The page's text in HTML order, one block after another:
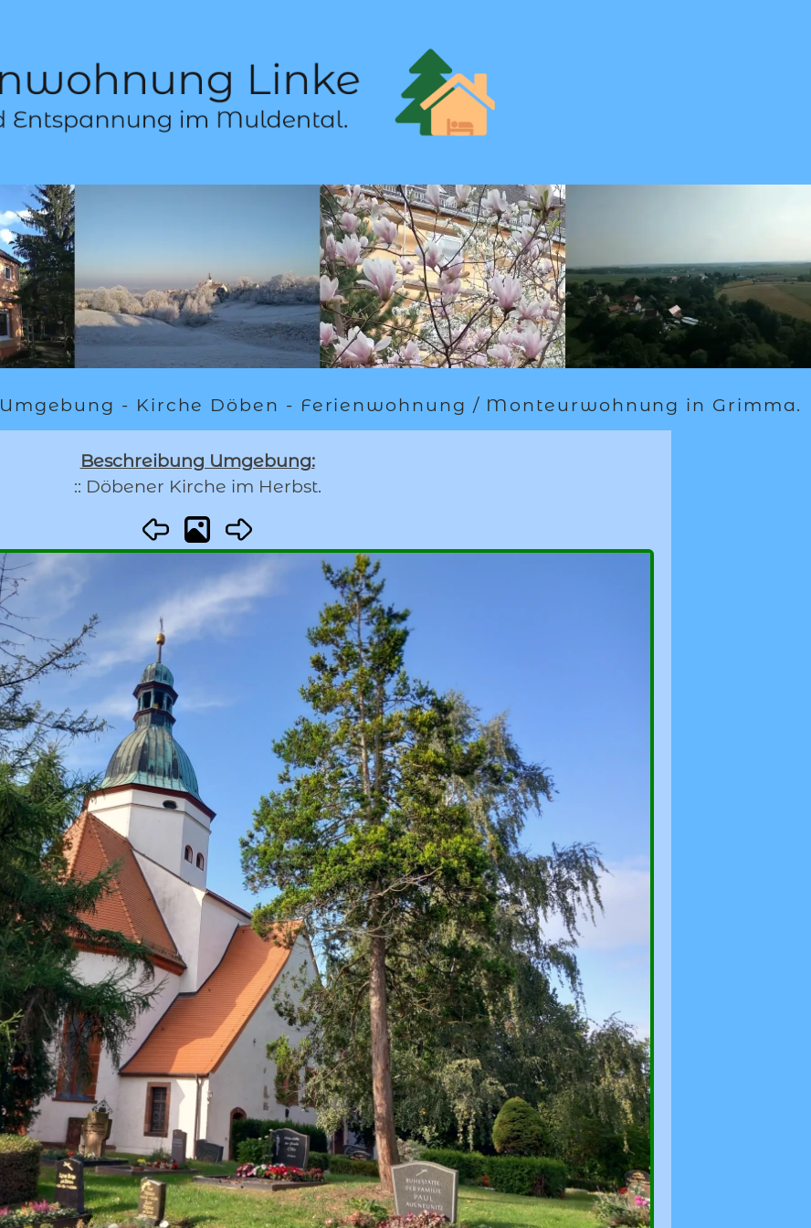
Umgebung - Kirche Döben - Ferienwohnung / Monteurwohnung in Grimma.
Beschreibung Umgebung:
:: Döbener Kirche im Herbst.